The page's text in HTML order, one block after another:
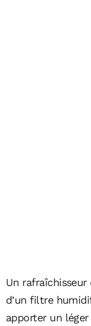
Un rafraîchisseur
d’un filtre
apporter un